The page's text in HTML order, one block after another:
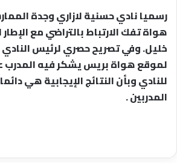
رسميا نادي حسنية لازاري وجدة
هواة تفك الارتباط بالتراضي مع
خليل. وفي تصريح حصري لرئيس
لموقع هواة بريس يشكر فيه المدرب
للنادي وبأن النتائج الإيجابية هي
المدربين .